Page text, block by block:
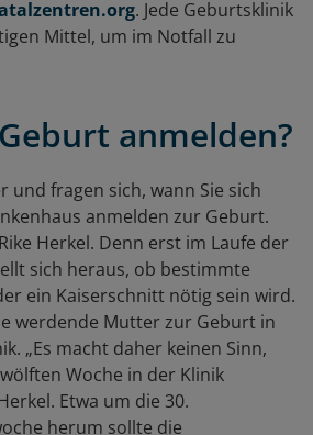
. Jede Geburtsklinik
Mittel, um im Notfall zu
anmelden?
und fragen sich, wann Sie sich
anmelden zur Geburt.
Herkel. Denn erst im Laufe der
sich heraus, ob bestimmte
ein Kaiserschnitt nötig sein wird.
werdende Mutter zur Geburt in
„Es macht daher keinen Sinn,
Woche in der Klinik
Etwa um die 30.
herum sollte die